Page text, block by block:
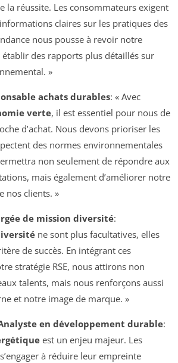
la réussite. Les consommateurs exigent
claires sur les pratiques des
nous pousse à revoir notre
des rapports plus détaillés sur
»
achats durables: « Avec
verte, il est essentiel pour nous de
d’achat. Nous devons prioriser les
des normes environnementales
non seulement de répondre aux
mais également d’améliorer notre
nos clients. »
de mission diversité:
ne sont plus facultatives, elles
de succès. En intégrant ces
stratégie RSE, nous attirons non
talents, mais nous renforçons aussi
et notre image de marque. »
en développement durable:
est un enjeu majeur. Les
à réduire leur empreinte